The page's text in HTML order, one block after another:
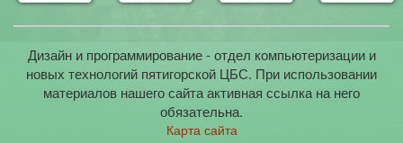
Дизайн и программирование - отдел компьютеризации и
новых технологий пятигорской ЦБС. При использовании
материалов нашего сайта активная ссылка на него
обязательна.
Карта сайта